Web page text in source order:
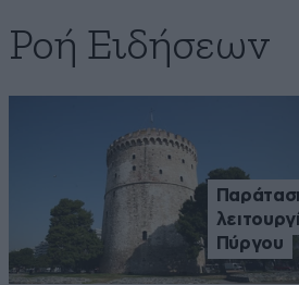
Ροή Ειδήσεων
Πύργου